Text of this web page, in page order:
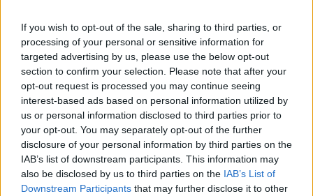
If you wish to opt-out of the sale, sharing to third parties, or
processing of your personal or sensitive information for
targeted advertising by us, please use the below opt-out
section to confirm your selection. Please note that after your
opt-out request is processed you may continue seeing
interest-based ads based on personal information utilized by
us or personal information disclosed to third parties prior to
your opt-out. You may separately opt-out of the further
disclosure of your personal information by third parties on the
IAB’s list of downstream participants. This information may
also be disclosed by us to third parties on the IAB’s List of
Downstream Participants that may further disclose it to other
kolejnym
wzmocnieniem
GKS-u
Trzebownisko
2026-08-04 14:48:07
GKS Trzebownisko buduje zespół na nowy sezon. Do drużyny
prowadzonej przez Wojciecha Reimana dołączył Sebastian
Fedan. Doświadczony pomocnik ostatnio reprezentował barwy
Wisłoki Dębica. W Trzebownisku powstaje nowa drużyna
oparta na zawodnikach, którzy mają wnieść do ze...